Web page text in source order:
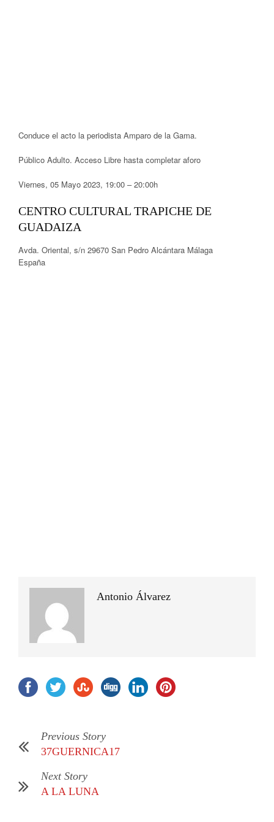
Conduce el acto la periodista Amparo de la Gama.
Público Adulto. Acceso Libre hasta completar aforo
Viernes, 05 Mayo 2023, 19:00 – 20:00h
CENTRO CULTURAL TRAPICHE DE
GUADAIZA
Avda. Oriental, s/n 29670 San Pedro Alcántara Málaga
España
Antonio Álvarez
Previous Story
37GUERNICA17
Next Story
A LA LUNA